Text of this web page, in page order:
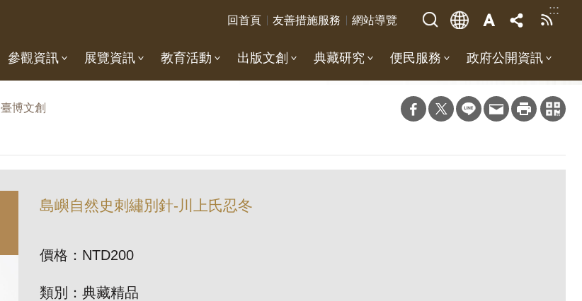
:::
回首頁 友善措施服務 網站導覽
參觀資訊 展覽資訊 教育活動 出版文創 典藏研究 便民服務 政府公開資訊
臺博文創
島嶼自然史刺繡別針-川上氏忍冬
價格：NTD200
類別：典藏精品